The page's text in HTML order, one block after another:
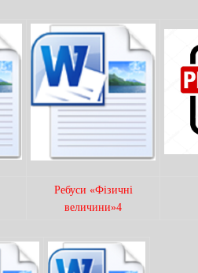
Ребуси «Фізичні
величини»4